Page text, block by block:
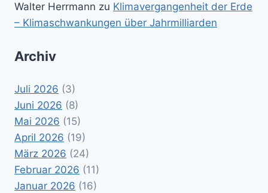
Walter Herrmann zu Klimavergangenheit der Erde
– Klimaschwankungen über Jahrmilliarden
Archiv
Juli 2026 (3)
Juni 2026 (8)
Mai 2026 (15)
April 2026 (19)
März 2026 (24)
Februar 2026 (11)
Januar 2026 (16)